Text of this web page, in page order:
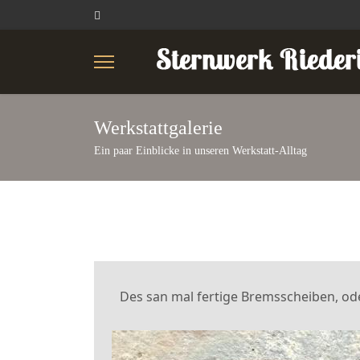
Werkstattgalerie
Ein paar Einblicke in unseren Werkstatt-Alltag
Des san mal fertige Bremsscheiben,